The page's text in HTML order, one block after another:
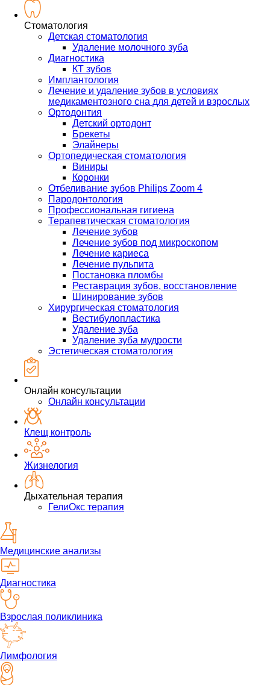
Стоматология
Детская стоматология
Удаление молочного зуба
Диагностика
КТ зубов
Имплантология
Лечение и удаление зубов в условиях
медикаментозного сна для детей и взрослых
Ортодонтия
Детский ортодонт
Брекеты
Элайнеры
Ортопедическая стоматология
Виниры
Коронки
Отбеливание зубов Philips Zoom 4
Пародонтология
Профессиональная гигиена
Терапевтическая стоматология
Лечение зубов
Лечение зубов под микроскопом
Лечение кариеса
Лечение пульпита
Постановка пломбы
Реставрация зубов, восстановление
Шинирование зубов
Хирургическая стоматология
Вестибулопластика
Удаление зуба
Удаление зуба мудрости
Эстетическая стоматология
Онлайн консультации
Онлайн консультации
Клещ контроль
Жизнелогия
Дыхательная терапия
ГелиОкс терапия
Медицинские анализы
Диагностика
Взрослая поликлиника
Лимфология